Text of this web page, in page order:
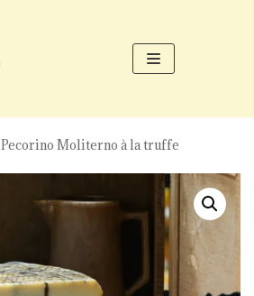
Pecorino Moliterno à la truffe